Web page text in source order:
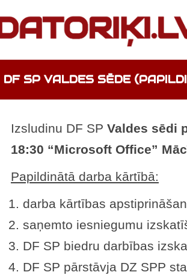
DF SP VALDES SĒDE
Izsludinu DF SP Valdes sēdi
18:30 “Microsoft Office”
Papildinātā darba kārtībā:
darba kārtības
saņemto iesniegumu
DF SP biedru darbības
DF SP pārstāvja DZ SPP